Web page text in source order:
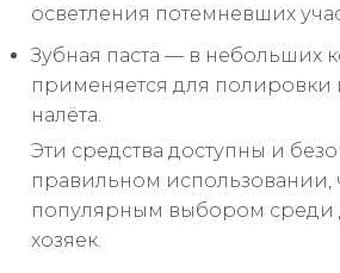
осветления потемневших
Зубная паста — в небольших
применяется для полировки
налёта.
Эти средства доступны и
правильном использовании,
популярным выбором
хозяек.